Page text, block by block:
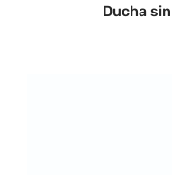
Ducha